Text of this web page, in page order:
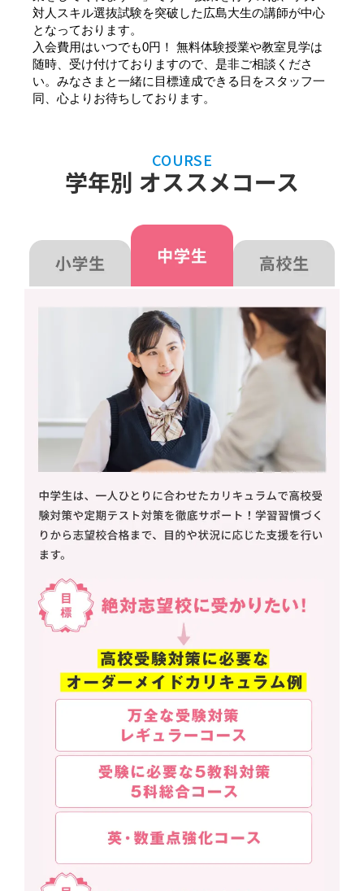
対人スキル選抜試験を突破した広島大生の講師が中心
となっております。
入会費用はいつでも0円！ 無料体験授業や教室見学は
随時、受け付けておりますので、是非ご相談くださ
い。みなさまと一緒に目標達成できる日をスタッフ一
同、心よりお待ちしております。
COURSE
学年別 オススメコース